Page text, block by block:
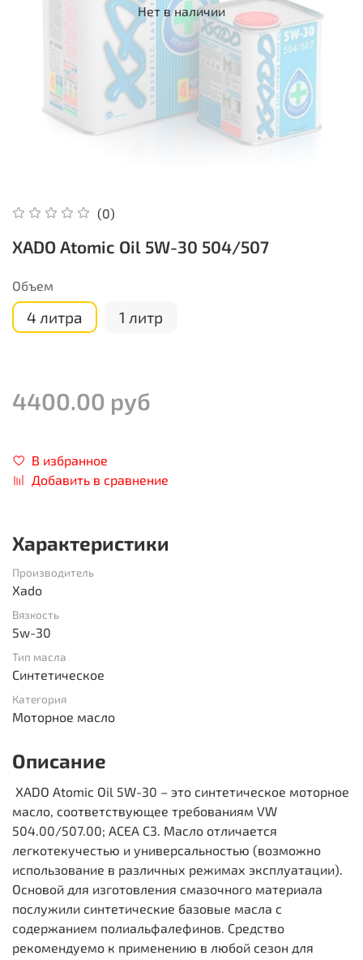
Нет в наличии
(0)
XADO Atomic Oil 5W-30 504/507
Объем
4 литра 1 литр
4400.00 руб
В избранное
Добавить в сравнение
Характеристики
Производитель
Xado
Вязкость
5w-30
Тип масла
Синтетическое
Категория
Моторное масло
Описание
XADO Atomic Oil 5W-30 – это синтетическое моторное
масло, соответствующее требованиям VW
504.00/507.00; ACEA C3. Масло отличается
легкотекучестью и универсальностью (возможно
использование в различных режимах эксплуатации).
Основой для изготовления смазочного материала
послужили синтетические базовые масла с
содержанием полиальфалефинов. Средство
рекомендуемо к применению в любой сезон для